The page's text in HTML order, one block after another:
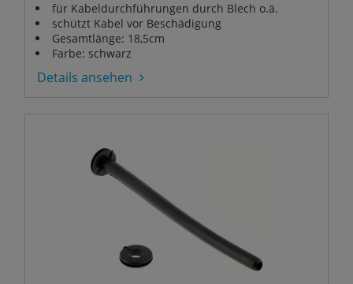
für Kabeldurchführungen durch Blech o.ä.
schützt Kabel vor Beschädigung
Gesamtlänge: 18,5cm
Farbe: schwarz
Details ansehen